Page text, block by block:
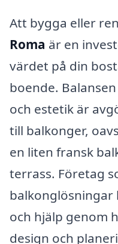
Att bygga eller
Roma är en
värdet på din
boende.
och estetik är
till balkonger,
en liten fransk
terrass. Företag
balkonglösningar
och hjälp genom
design och